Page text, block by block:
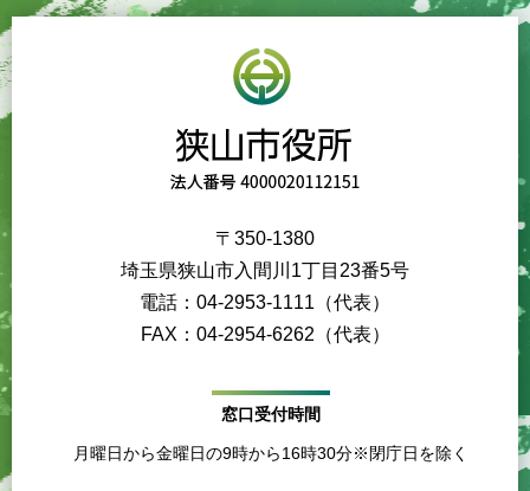
〒350-1380
埼玉県狭山市入間川1丁目23番5号
電話：04-2953-1111（代表）
FAX：04-2954-6262（代表）
窓口受付時間
月曜日から金曜日の9時から16時30分※閉庁日を除く